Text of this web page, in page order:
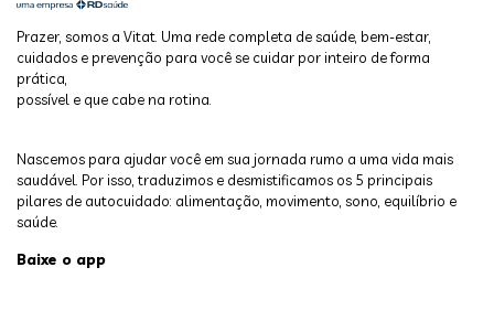
Prazer, somos a Vitat. Uma rede completa de saúde, bem-estar,
cuidados e prevenção para você se cuidar por inteiro de forma
prática,
possível e que cabe na rotina.
Nascemos para ajudar você em sua jornada rumo a uma vida mais
saudável. Por isso, traduzimos e desmistificamos os 5 principais
pilares de autocuidado: alimentação, movimento, sono, equilíbrio e
saúde.
Baixe o app